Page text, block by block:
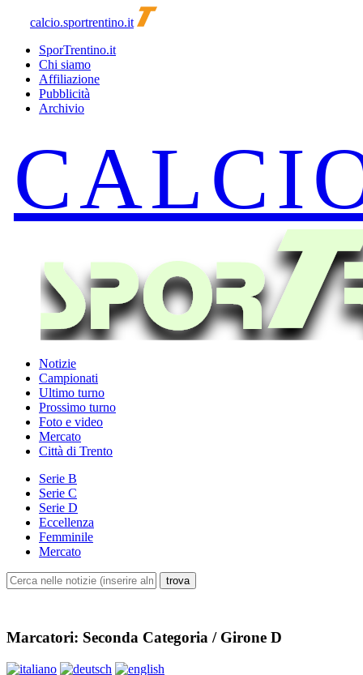
calcio.sportrentino.it
SporTrentino.it
Chi siamo
Affiliazione
Pubblicità
Archivio
Notizie
Campionati
Ultimo turno
Prossimo turno
Foto e video
Mercato
Città di Trento
Serie B
Serie C
Serie D
Eccellenza
Femminile
Mercato
Marcatori: Seconda Categoria / Girone D